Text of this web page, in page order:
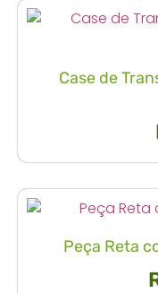
Case de
Peça Reta